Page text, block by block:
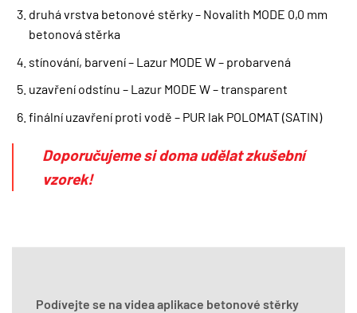
druhá vrstva betonové stěrky – Novalith MODE 0,0 mm
betonová stěrka
stínování, barvení – Lazur MODE W – probarvená
uzavření odstínu – Lazur MODE W – transparent
finální uzavření proti vodě – PUR lak POLOMAT (SATIN)
Doporučujeme si doma udělat zkušební
vzorek!
Podívejte se na videa aplikace betonové stěrky